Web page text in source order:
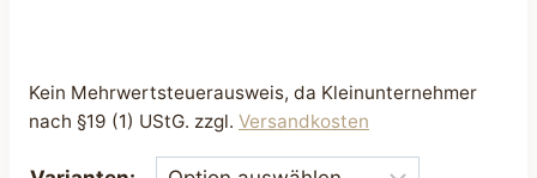
Kein Mehrwertsteuerausweis, da Kleinunternehmer
nach §19 (1) UStG. zzgl. Versandkosten